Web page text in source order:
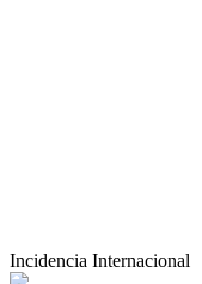
Incidencia Internacional